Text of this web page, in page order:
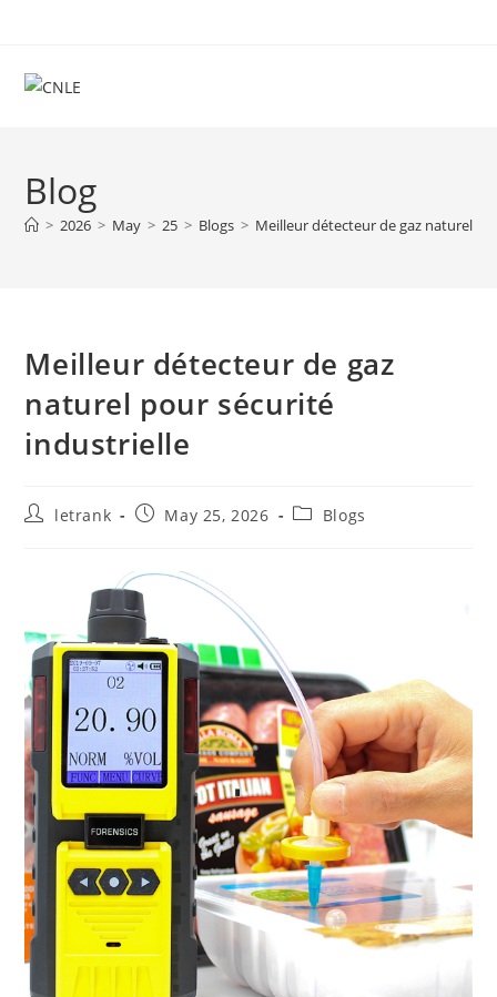
content
Blog
> 2026 > May > 25 > Blogs > Meilleur détecteur de gaz naturel
Meilleur détecteur de gaz
naturel pour sécurité
industrielle
Postletrank
PostMay 25, 2026
PostBlogs